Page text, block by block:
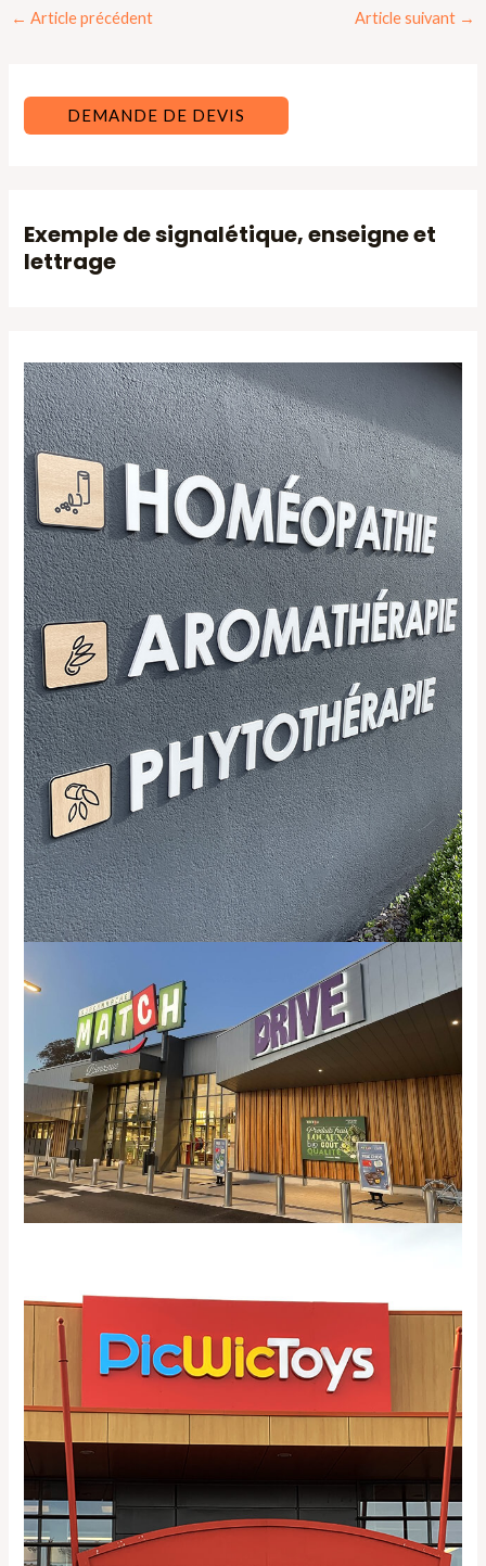
Navigation
← Article précédent Article suivant →
DEMANDE DE DEVIS
Exemple de signalétique, enseigne et
lettrage